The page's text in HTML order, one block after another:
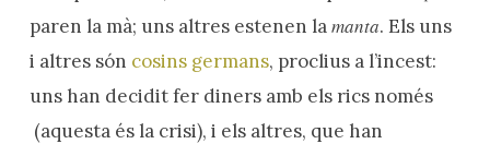
paren la mà; uns altres estenen lamanta. Els uns
i altres són cosins germans, proclius a l’incest:
uns han decidit fer diners amb els rics només
(aquesta és la crisi), i els altres, que han